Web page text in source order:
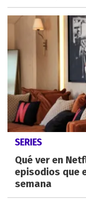
SERIES
Qué ver en
episodios que
semana